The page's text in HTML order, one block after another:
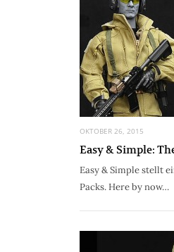
OKTOBER 26, 2015
Easy & Simple:
Easy & Simple stellt
Packs. Here by now…